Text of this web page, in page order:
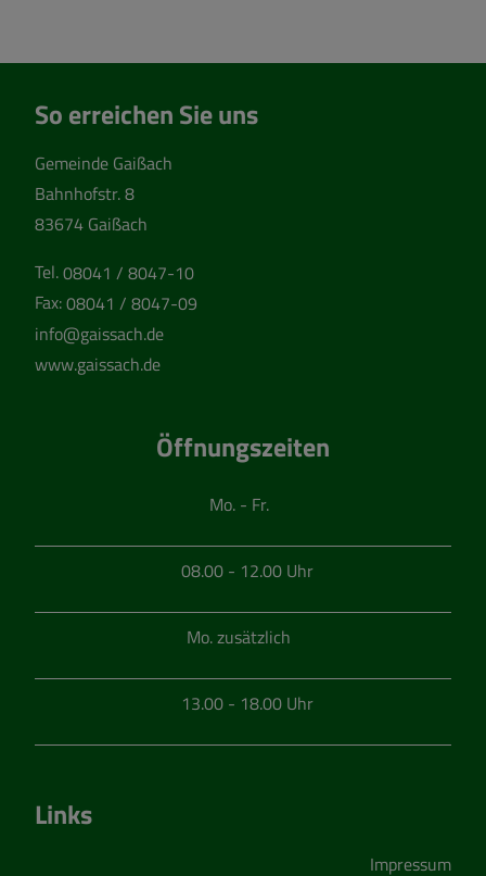
So erreichen Sie uns
Gemeinde Gaißach
Bahnhofstr. 8
83674 Gaißach
Tel.08041 / 8047-10
Fax:08041 / 8047-09
info@gaissach.de
www.gaissach.de
Öffnungszeiten
Mo. - Fr.
08.00 - 12.00 Uhr
Mo. zusätzlich
13.00 - 18.00 Uhr
Links
Impressum